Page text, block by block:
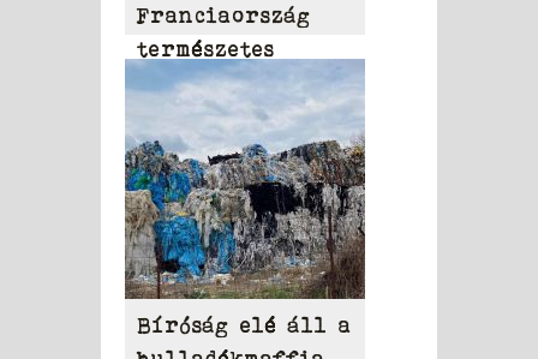
Franciaország
természetes
vizeiben
Bíróság elé áll a